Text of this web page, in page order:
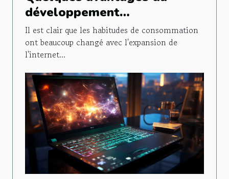
développement
d'applications pour les
entreprises
Il est clair que les habitudes de consommation
ont beaucoup changé avec l'expansion de
l'internet...